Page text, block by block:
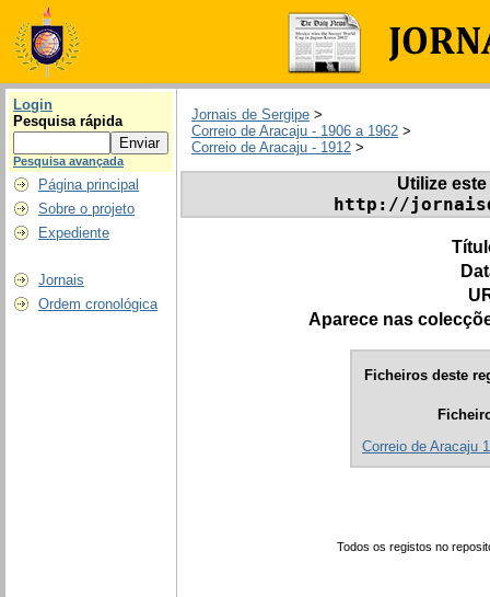
Login
Pesquisa rápida
Pesquisa avançada
Página principal
Sobre o projeto
Expediente
Jornais
Ordem cronológica
Jornais de Sergipe >
Correio de Aracaju - 1906 a 1962 >
Correio de Aracaju - 1912 >
Utilize
http://
Aparece nas
Ficheiros deste
Correio de Aracaju
Todos os registos no